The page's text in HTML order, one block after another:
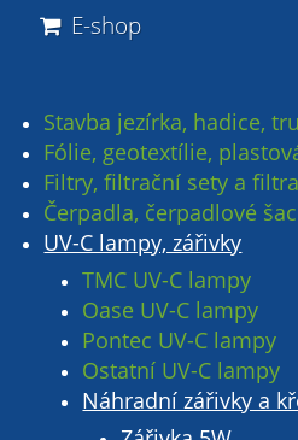
E-shop
Stavba jezírka, hadice,
Fólie, geotextílie,
Filtry, filtrační sety a
Čerpadla, čerpadlové
UV-C lampy, zářivky
TMC UV-C lampy
Oase UV-C lampy
Pontec UV-C lampy
Ostatní UV-C lampy
Náhradní zářivky a